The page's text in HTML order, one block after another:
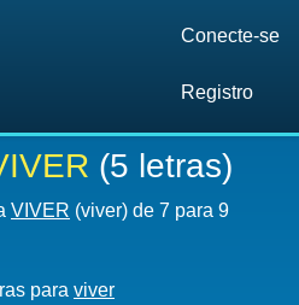
Conecte-se
Registro
(5 letras)
VIVER (viver) de 7 para 9
para viver